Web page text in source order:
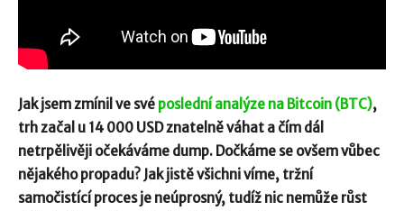
Jak jsem zmínil ve své poslední analýze na Bitcoin (BTC),
trh začal u 14 000 USD znatelně váhat a čím dál
netrpělivěji očekáváme dump. Dočkáme se ovšem vůbec
nějakého propadu? Jak jistě všichni víme, tržní
samočistící proces je neúprosný, tudíž nic nemůže růst